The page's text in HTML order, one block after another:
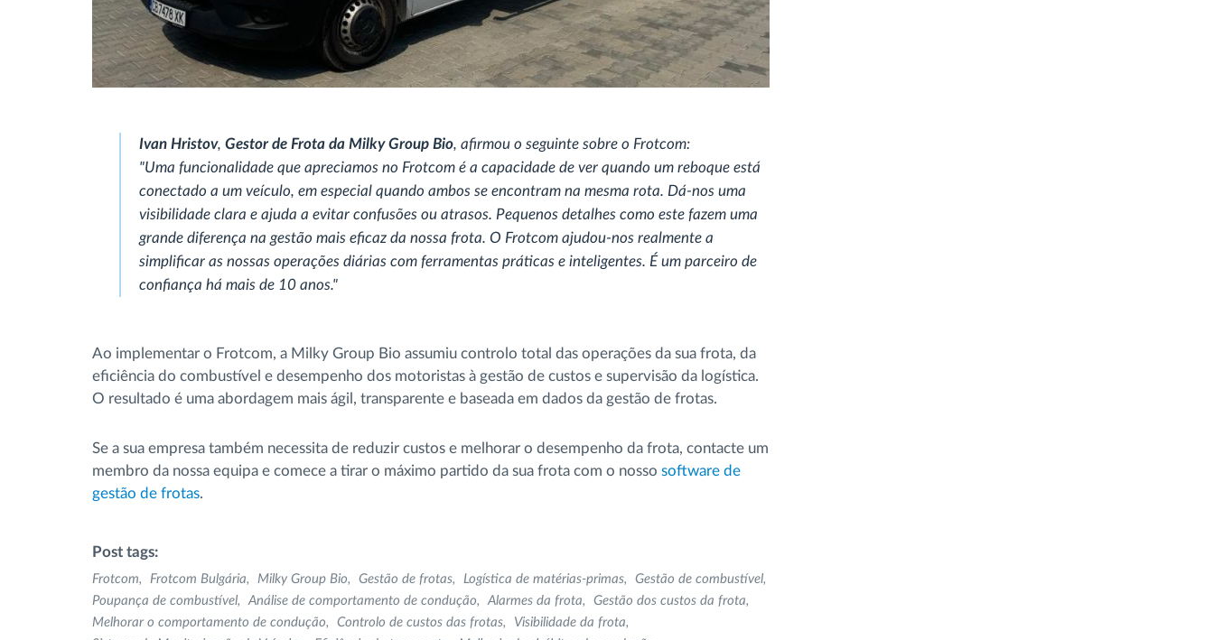
Ivan Hristov, Gestor de Frota da Milky Group Bio, afirmou o seguinte sobre o Frotcom:
"Uma funcionalidade que apreciamos no Frotcom é a capacidade de ver quando um reboque está
conectado a um veículo, em especial quando ambos se encontram na mesma rota. Dá-nos uma
visibilidade clara e ajuda a evitar confusões ou atrasos. Pequenos detalhes como este fazem uma
grande diferença na gestão mais eficaz da nossa frota. O Frotcom ajudou-nos realmente a
simplificar as nossas operações diárias com ferramentas práticas e inteligentes. É um parceiro de
confiança há mais de 10 anos."
Ao implementar o Frotcom, a Milky Group Bio assumiu controlo total das operações da sua frota, da
eficiência do combustível e desempenho dos motoristas à gestão de custos e supervisão da logística.
O resultado é uma abordagem mais ágil, transparente e baseada em dados da gestão de frotas.
Se a sua empresa também necessita de reduzir custos e melhorar o desempenho da frota, contacte um
membro da nossa equipa e comece a tirar o máximo partido da sua frota com o nosso software de
gestão de frotas.
Post tags:
Frotcom Frotcom Bulgária Milky Group Bio Gestão de frotas Logística de matérias-primas
Gestão de combustível
Poupança de combustível
Análise de comportamento de condução Alarmes da frota
Gestão dos custos da frota
Melhorar o comportamento de condução
Controlo de custos das frotas
Visibilidade da frota